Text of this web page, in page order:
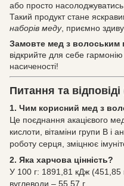
або просто
Такий продукт стане
наборів меду, приємно
Замовте мед з волоським
відкрийте для себе гармонію
насиченості!
Питання та відповіді
1. Чим корисний мед з
Це поєднання акацієвого
кислоти, вітаміни групи B і
роботу серця, зміцнює
2. Яка харчова цінність?
У 100 г: 1891,81 кДж (451,85
вуглеводи – 55,57 г.